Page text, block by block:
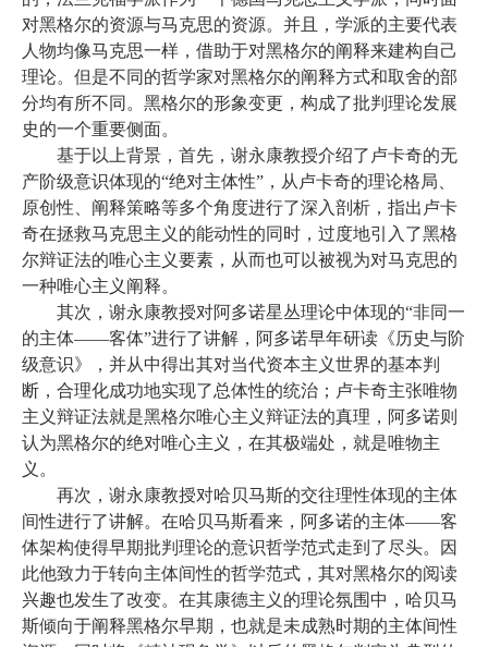
对黑格尔的资源与马克思的资源。并且，学派的主要代表
人物均像马克思一样，借助于对黑格尔的阐释来建构自己
理论。但是不同的哲学家对黑格尔的阐释方式和取舍的部
分均有所不同。黑格尔的形象变更，构成了批判理论发展
史的一个重要侧面。
基于以上背景，首先，谢永康教授介绍了卢卡奇的无
产阶级意识体现的“绝对主体性”，从卢卡奇的理论格局、
原创性、阐释策略等多个角度进行了深入剖析，指出卢卡
奇在拯救马克思主义的能动性的同时，过度地引入了黑格
尔辩证法的唯心主义要素，从而也可以被视为对马克思的
一种唯心主义阐释。
其次，谢永康教授对阿多诺星丛理论中体现的“非同一
的主体——客体”进行了讲解，阿多诺早年研读《历史与阶
级意识》，并从中得出其对当代资本主义世界的基本判
断，合理化成功地实现了总体性的统治；卢卡奇主张唯物
主义辩证法就是黑格尔唯心主义辩证法的真理，阿多诺则
认为黑格尔的绝对唯心主义，在其极端处，就是唯物主
义。
再次，谢永康教授对哈贝马斯的交往理性体现的主体
间性进行了讲解。在哈贝马斯看来，阿多诺的主体——客
体架构使得早期批判理论的意识哲学范式走到了尽头。因
此他致力于转向主体间性的哲学范式，其对黑格尔的阅读
兴趣也发生了改变。在其康德主义的理论氛围中，哈贝马
斯倾向于阐释黑格尔早期，也就是未成熟时期的主体间性